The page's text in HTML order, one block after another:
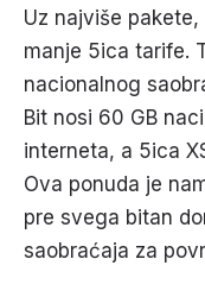
Uz najviše
manje 5ica tarife.
nacionalnog
Bit nosi 60 GB
interneta, a 5ica
Ova ponuda je
pre svega bitan
saobraćaja za